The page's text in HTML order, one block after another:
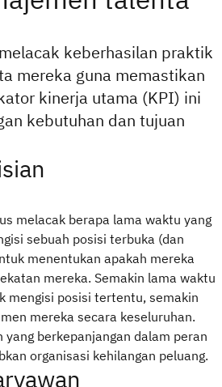
keberhasilan praktik
mereka guna memastikan
kinerja utama (KPI) ini
kebutuhan dan tujuan
melacak berapa lama waktu yang
sebuah posisi terbuka (dan
menentukan apakah mereka
mereka. Semakin lama waktu
mengisi posisi tertentu, semakin
mereka secara keseluruhan.
yang berkepanjangan dalam peran
organisasi kehilangan peluang.